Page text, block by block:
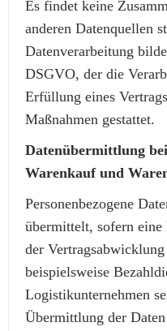
Es findet keine
anderen Datenquellen
Datenverarbeitung
DSGVO, der die
Erfüllung eines
Maßnahmen gestattet.
Datenübermittlung
Warenkauf und
Personenbezogene
übermittelt, sofern
der
beispielsweise
Logistikunternehmen
Übermittlung der